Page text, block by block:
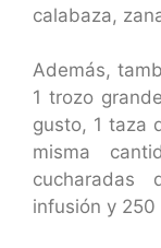
calabaza,
Además,
1 trozo
gusto, 1 taza
misma
cucharadas
infusión y